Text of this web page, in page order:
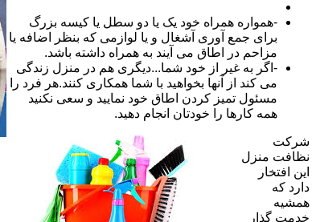
-همواره همراه خود یک یا دو سطل یا کیسه بزرگ
برای جمع آوری آشغال و یا لوازمی که بنظر اضافه یا
مزاحم در اطاق می آیند به همراه داشته باشد.
-اگر به غیر از خود شما...دیگری هم در منزل زندگی
می کند از آنها بخواهید با شما همکاری کنند.هر فرد را
مسئول تمیز کردن اطاق خود نمایید و سعی نکنید
همه کارها را خودتان انجام دهید.
شرکت
نظافت منزل
این افتخار
دارد که
همشیه
خدمت گذار